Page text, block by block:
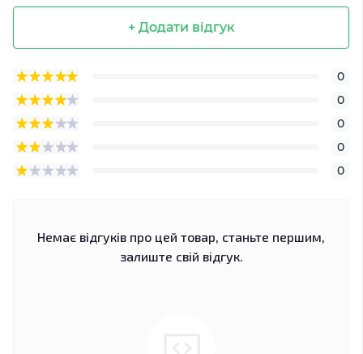
+ Додати відгук
0
0
0
0
0
Немає відгуків про цей товар, станьте першим,
залиште свій відгук.